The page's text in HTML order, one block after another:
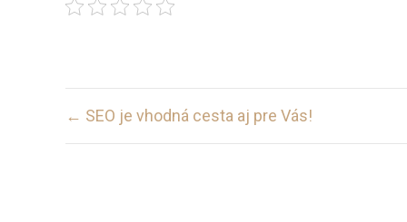
Post
navigation
← SEO je vhodná cesta aj pre Vás!